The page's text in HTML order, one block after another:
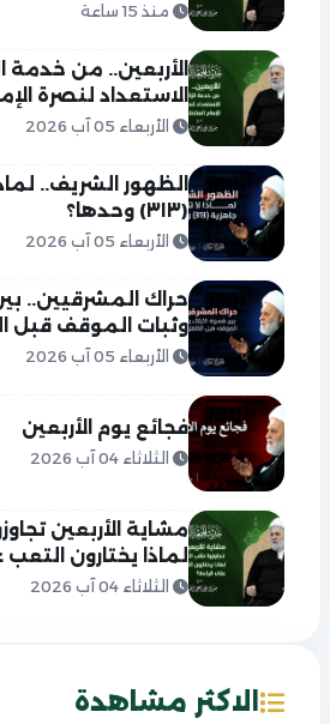
منذ 15 ساعة
الأربعين.. من خدمة
الاستعداد لنصرة
الأربعاء 05 آب 2026
الظهور الشريف..
(٣١٣) وحدها؟
الأربعاء 05 آب 2026
حراك المشرقيين..
وثبات الموقف قبل
الأربعاء 05 آب 2026
فجائع يوم الأربعين
الثلاثاء 04 آب 2026
مشاية الأربعين
لماذا يختارون التعب
الثلاثاء 04 آب 2026
الاكثر مشاهدة